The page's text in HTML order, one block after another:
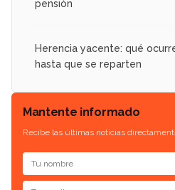
pensión
Herencia yacente: qué
hasta que se reparten
Mantente informado
Recibe las últimas noticias